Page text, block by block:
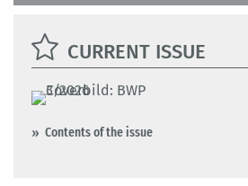
CURRENT ISSUE
Contents of the issue